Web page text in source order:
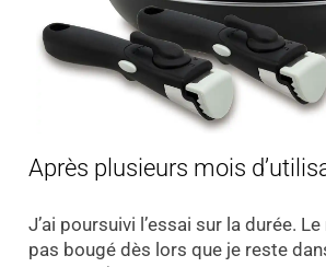
Après plusieurs mois
J’ai poursuivi l’essai sur la durée. Le
pas bougé dès lors que je reste